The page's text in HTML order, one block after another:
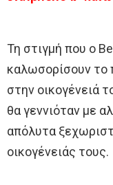
Τη στιγμή που ο
καλωσορίσουν το
στην οικογένειά
θα γεννιόταν με
απόλυτα
οικογένειάς τους.